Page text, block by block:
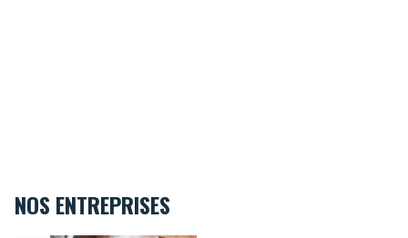
NOS ENTREPRISES